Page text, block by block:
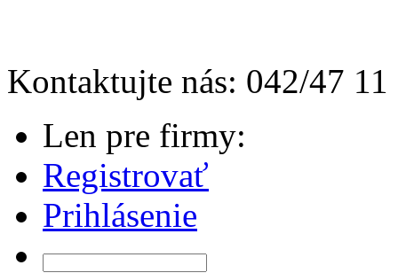
Kontaktujte nás: 042/47 11
Len pre firmy:
Registrovať
Prihlásenie